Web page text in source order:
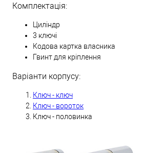
Комплектація:
Циліндр
3 ключі
Кодова картка власника
Гвинт для кріплення
Варіанти корпусу:
Ключ - ключ
Ключ - вороток
Ключ - половинка